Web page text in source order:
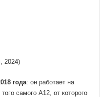
2024)
года: он работает на
самого A12, от которого